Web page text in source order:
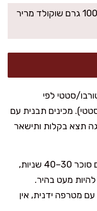
: 80–100 גרם שוקולד מריר
מעלות (טורבו/סטטי לפי
מכינים תבנית עם
תצא בקלות ותישאר
בקערה גדולה טורפים ביצים עם סוכר 30–40 שניות,
מעט בהיר.
מטרפה ידנית, אין